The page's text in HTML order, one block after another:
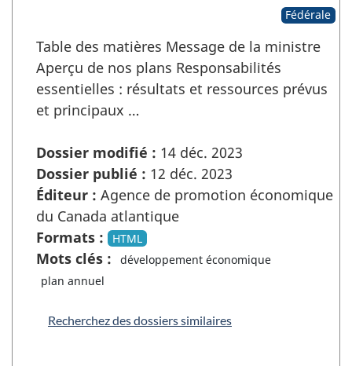
Fédérale
Table des matières Message de la ministre
Aperçu de nos plans Responsabilités
essentielles : résultats et ressources prévus
et principaux …
Dossier modifié : 14 déc. 2023
Dossier publié : 12 déc. 2023
Éditeur : Agence de promotion économique
du Canada atlantique
Formats :
HTML
Mots clés :
développement économique
plan annuel
Recherchez des dossiers similaires